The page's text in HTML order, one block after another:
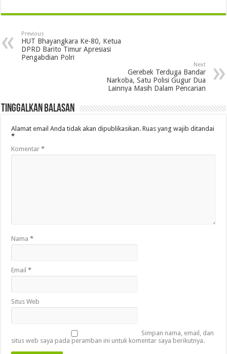
Previous
HUT Bhayangkara Ke-80, Ketua
DPRD Barito Timur Apresiasi
Pengabdian Polri
Next
Gerebek Terduga Bandar
Narkoba, Satu Polisi Gugur Dua
Lainnya Masih Dalam Pencarian
Tinggalkan Balasan
Alamat email Anda tidak akan dipublikasikan. Ruas yang wajib ditandai
*
Komentar*
Nama*
Email*
Situs Web
Simpan nama, email, dan
situs web saya pada peramban ini untuk komentar saya berikutnya.